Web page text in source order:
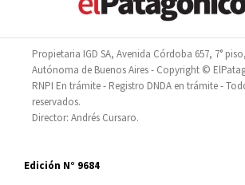
Propietaria IGD SA, Avenida Córdoba 657, 7°
Autónoma de Buenos Aires - Copyright ©
RNPI En trámite - Registro DNDA en trámite -
reservados.
Director: Andrés Cursaro.
Edición N° 9684